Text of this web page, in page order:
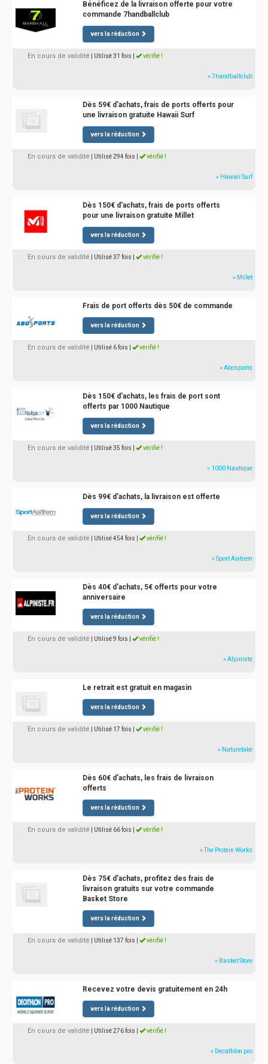
Bénéficez de la livraison offerte pour votre
commande 7handballclub
vers la réduction
En cours de validité | Utilisé 31 fois vérifié !
» 7handballclub
Dès 59€ d'achats, frais de ports offerts pour
une livraison gratuite Hawaii Surf
vers la réduction
En cours de validité | Utilisé 294 fois vérifié !
» Hawaii Surf
Dès 150€ d'achats, frais de ports offerts
pour une livraison gratuite Millet
vers la réduction
En cours de validité | Utilisé 37 fois vérifié !
» Millet
Frais de port offerts dès 50€ de commande
vers la réduction
En cours de validité | Utilisé 6 fois vérifié !
» Abosports
Dès 150€ d'achats, les frais de port sont
offerts par 1000 Nautique
vers la réduction
En cours de validité | Utilisé 35 fois vérifié !
» 1000 Nautique
Dès 99€ d'achats, la livraison est offerte
vers la réduction
En cours de validité | Utilisé 454 fois vérifié !
» Sport Aixtrem
Dès 40€ d'achats, 5€ offerts pour votre
anniversaire
vers la réduction
En cours de validité | Utilisé 9 fois vérifié !
» Alpiniste
Le retrait est gratuit en magasin
vers la réduction
En cours de validité | Utilisé 17 fois vérifié !
» Naturebike
Dès 60€ d'achats, les frais de livraison
offerts
vers la réduction
En cours de validité | Utilisé 66 fois vérifié !
» The Protein Works
Dès 75€ d'achats, profitez des frais de
livraison gratuits sur votre commande
Basket Store
vers la réduction
En cours de validité | Utilisé 137 fois vérifié !
» Basket Store
Recevez votre devis gratuitement en 24h
vers la réduction
En cours de validité | Utilisé 276 fois vérifié !
» Decathlon pro